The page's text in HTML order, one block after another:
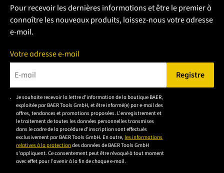
Pour recevoir les dernières informations et être le premier à
connaître les nouveaux produits, laissez-nous votre adresse
e-mail.
Votre adresse e-mail
Veuillez saisir une adresse e-mail valide.
Registre
Je souhaite recevoir la lettre d'information de la boutique BAER,
exploitée par BAER Tools GmbH, et être informé(e) par e-mail des
offres, tendances et promotions proposées. L'enregistrement et
le traitement de toutes les données personnelles transmises
dans le cadre de la procédure d'inscription sont effectués
exclusivement par BAER Tools GmbH. En outre, les informations
relatives à la protectiondes données de BAER Tools GmbH
s'appliquent. Ce consentement peut être révoqué à tout moment
avec effet pour l'avenir à la fin de chaque e-mail.